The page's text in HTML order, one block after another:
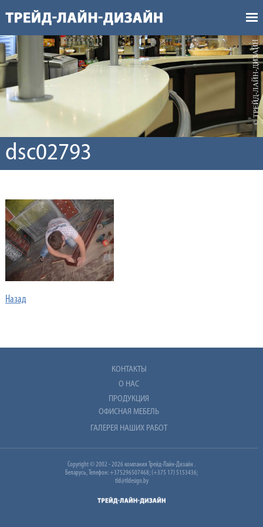
dsc02793
Назад
КОНТАКТЫ
О НАС
ПРОДУКЦИЯ
ОФИСНАЯ МЕБЕЛЬ
ГАЛЕРЕЯ НАШИХ РАБОТ
Copyright © 2002 - 2026 компания Трейд-Лайн-Дизайн .
Беларусь, Телефон: +375296507468; (+375 17) 5153436;
tld@tldesign.by